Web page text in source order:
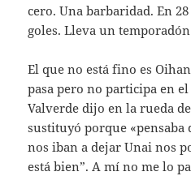
cero. Una barbaridad. En
goles. Lleva un
El que no está fino es
pasa pero no participa en
Valverde dijo en la rueda
sustituyó porque «pensaba
nos iban a dejar Unai nos
está bien”. A mí no me lo